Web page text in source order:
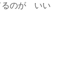
のが　いい